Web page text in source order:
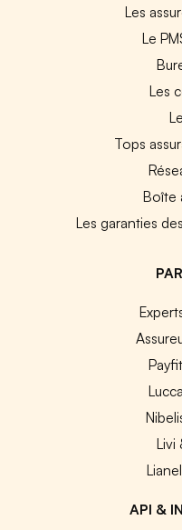
Les
Le
Les
Tops
Boîte
Les garanties
Livi
API &